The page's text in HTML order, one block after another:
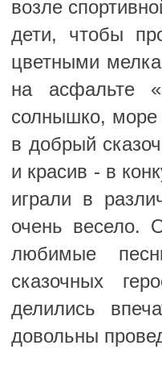
возле
дети, чтобы
цветными
на асфальте
солнышко, море
в добрый
и красив - в
играли в
очень весело.
любимые
сказочных
делились
довольны